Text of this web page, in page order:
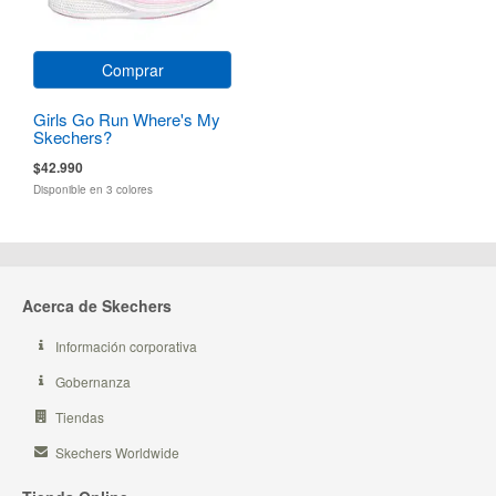
Comprar
Girls Go Run Where's My
Skechers?
$42.990
Disponible en 3 colores
Acerca de Skechers
Información corporativa
Gobernanza
Tiendas
Skechers Worldwide